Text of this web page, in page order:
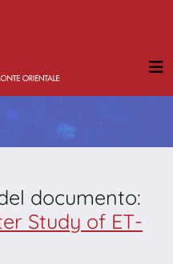
documento:
Study of ET-